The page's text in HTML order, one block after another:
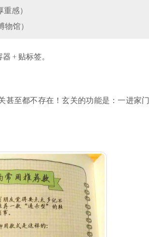
感）
物馆）
+ 贴标签。
甚至都不存在！玄关的功能是：一进家门